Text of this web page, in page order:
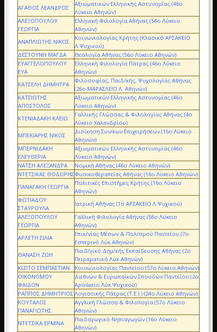
ΑΓΑΘΟΣ ΛΕΑΝΔΡΟΣ
Aξιωματικών Ελληνικής Αστυνομίας (46ο
Λύκειο Αθηνών)
ΑΛΕΞΟΠΟΥΛΟΥ
ΓΕΩΡΓΙΑ
Ελληνική Φιλολογία Αθήνας (56ο Λύκειο
Αθηνών)
ΑΝΑΠΛΙΩΤΗΣ ΝΙΚΟΣ
Κοινωνιολογίας Κρήτης (Kλασικό ΑΡΣΑΚΕΙΟ
Λ.Ψυχικού)
ΔΕΣΤΟΥΝΗ ΜΑΓΔΑ
Θεολογία Αθήνας (56ο Λύκειο Αθηνών)
ΕΥΑΓΓΕΛΟΠΟΥΛΟΥ
ΕΥΑ
Ελληνική Φιλολογία Πάτρας (46ο Λύκειο
Αθηνών)
ΚΑΤΣΕΛΗ ΔΗΜΗΤΡΑ
Φιλοσοφίας, Παιδ/κής, Ψυχολογίας Αθήνας
(26ο ΜΑΡΑΣΛΕΙΟ Λ. Αθηνών)
ΚΑΤΣΙΩΤΗΣ
ΑΠΟΣΤΟΛΟΣ
Aξιωματικών Ελληνικής Αστυνομίας (46ο
Λύκειο Αθηνών)
ΚΤΕΝΙΑΔΑΚΗ ΚΛΕΙΩ
Γαλλικής Γλώσσας & Φιλολογίας Αθήνας (4ο
Λύκειο Χαλανδρίου)
ΜΠΕΚΙΑΡΗΣ ΝΙΚΟΣ
Διοίκηση Συν/κων Επιχειρήσεων (16ο Λύκειο
Αθηνών)
ΜΠΕΡΝΙΔΑΚΗ
ΕΛΕΥΘΕΡΙΑ
Aξιωματικών Ελληνικής Αστυνομίας (46ο
Λύκειο Αθηνών)
ΝΑΤΣΗ ΑΛΕΞΑΝΔΡΑ
Νομική Αθήνας (46ο Λύκειο Αθηνών)
ΝΤΕΤΣΙΚΑΣ ΘΟΔΩΡΗΣΦυσικοθεραπείας Αθήνας (16ο Λύκειο Αθηνών)
ΠΑΝΑΓΑΚΗ ΓΕΩΡΓΙΑ
Πολιτικές Επιστήμες Κρήτης (16ο Λύκειο
Αθηνών)
ΦΩΤΙΑΔΟΥ
ΣΤΑΥΡΟΥΛΑ
Ιατρική Αθήνας (1ο ΑΡΣΑΚΕΙΟ Λ.Ψυχικού)
ΑΛΕΞΟΠΟΥΛΟΥ
ΓΕΩΡΓΙΑ
Γαλλική Φιλολογία Αθήνας (56o Λύκειο
Αθηνών)
ΑΡΛΕΤΗ ΣΙΛΙΑ
Επικ/νίας Μέσων & Πολ/σμού Παντείου (7ο
Εσπερινό Λύκ.Αθηνών)
ΘΑΝΑΣΗ ΖΩΗ
Παιδ/γικό Δημ/κής Εκπαίδευσης Αθήνας (2ο
Πειραματικό Λύκ.Αθηνών)
ΚΙΖΙΤΟ ΣΕΜΠΑΣΤΙΑΝ
Κοινωνιολογίας Παντείου (57ο Λύκειο Αθηνών)
ΟΙΚΟΝΟΜΟΥ
ΦΑΙΔΩΝ
Διεθνών & Ευρωπαϊκών Σπουδών Παντείου (2ο
Αρσάκειο Λύκ.Ψυχικού)
ΡΑΠΠΟΣ ΔΗΜΗΤΡΙΟΣ Λογιστικής Πάτρας (Τ.Ε.Ι.) (24ο Λύκειο Αθηνών)
ΚΟΥΤΑΛΟΣ
ΠΑΝΑΓΙΩΤΗΣ
Αγγλική Γλώσσα & Φιλολογία (57ο Λύκειο
Αθηνών)
ΝΤΕΤΣΙΚΑ ΕΡΜΙΝΑ
Παιδαγωγικό Νηπιαγωγών (16ο Λύκειο
Αθηνών)